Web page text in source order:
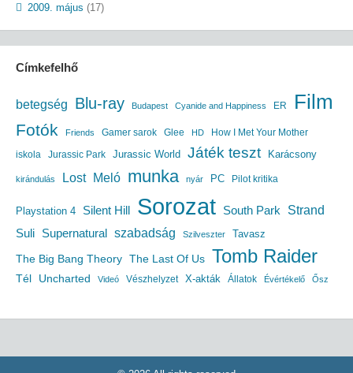
2009. május (17)
Címkefelhő
betegség Blu-ray Budapest Cyanide and Happiness ER Film
Fotók Friends Gamer sarok Glee HD
How I Met Your Mother
iskola
Jurassic Park Jurassic World Játék teszt Karácsony
kirándulás Lost Meló munka nyár PC Pilot kritika
Playstation 4 Silent Hill Sorozat South Park
Strand
Suli
Supernatural szabadság Szilveszter Tavasz
The Big Bang Theory The Last Of Us Tomb Raider
Tél Uncharted Videó Vészhelyzet X-akták Állatok Évértékelő Ősz